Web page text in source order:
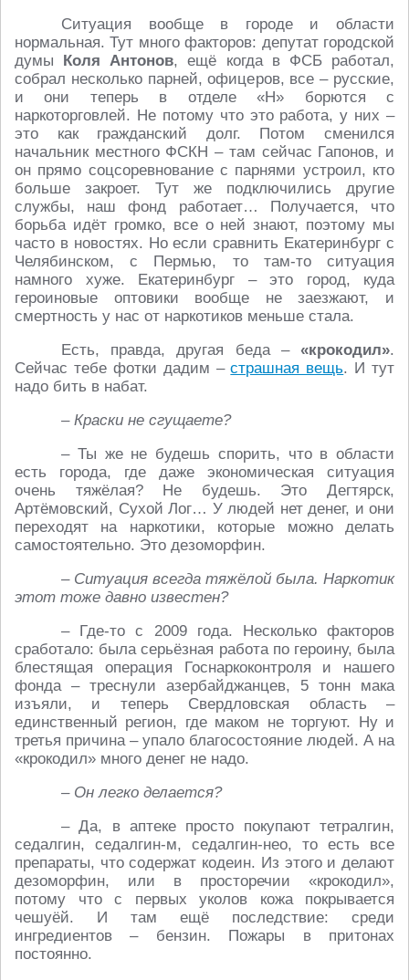
Ситуация вообще в городе и области
нормальная. Тут много факторов: депутат городской
думы Коля Антонов, ещё когда в ФСБ работал,
собрал несколько парней, офицеров, все – русские,
и они теперь в отделе «Н» борются с
наркоторговлей. Не потому что это работа, у них –
это как гражданский долг. Потом сменился
начальник местного ФСКН – там сейчас Гапонов, и
он прямо соцсоревнование с парнями устроил, кто
больше закроет. Тут же подключились другие
службы, наш фонд работает… Получается, что
борьба идёт громко, все о ней знают, поэтому мы
часто в новостях. Но если сравнить Екатеринбург с
Челябинском, с Пермью, то там-то ситуация
намного хуже. Екатеринбург – это город, куда
героиновые оптовики вообще не заезжают, и
смертность у нас от наркотиков меньше стала.
Есть, правда, другая беда – «крокодил».
Сейчас тебе фотки дадим –страшная вещь. И тут
надо бить в набат.
– Краски не сгущаете?
– Ты же не будешь спорить, что в области
есть города, где даже экономическая ситуация
очень тяжёлая? Не будешь. Это Дегтярск,
Артёмовский, Сухой Лог… У людей нет денег, и они
переходят на наркотики, которые можно делать
самостоятельно. Это дезоморфин.
– Ситуация всегда тяжёлой была. Наркотик
этот тоже давно известен?
– Где-то с 2009 года. Несколько факторов
сработало: была серьёзная работа по героину, была
блестящая операция Госнаркоконтроля и нашего
фонда – треснули азербайджанцев, 5 тонн мака
изъяли, и теперь Свердловская область –
единственный регион, где маком не торгуют. Ну и
третья причина – упало благосостояние людей. А на
«крокодил» много денег не надо.
– Он легко делается?
– Да, в аптеке просто покупают тетралгин,
седалгин, седалгин-м, седалгин-нео, то есть все
препараты, что содержат кодеин. Из этого и делают
дезоморфин, или в просторечии «крокодил»,
потому что с первых уколов кожа покрывается
чешуёй. И там ещё последствие: среди
ингредиентов – бензин. Пожары в притонах
постоянно.